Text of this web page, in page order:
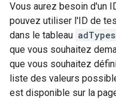
Vous aurez besoin d'un
pouvez utiliser l'ID de
dans le tableau adTypes
que vous souhaitez
que vous souhaitez
liste des valeurs
est disponible sur la